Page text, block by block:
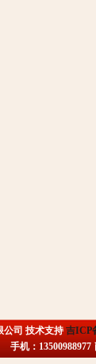
公司 技术支持吉ICP
机：13500988977